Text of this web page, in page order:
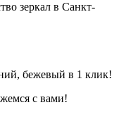
зеркал в Санкт-
бежевый в 1 клик!
с вами!